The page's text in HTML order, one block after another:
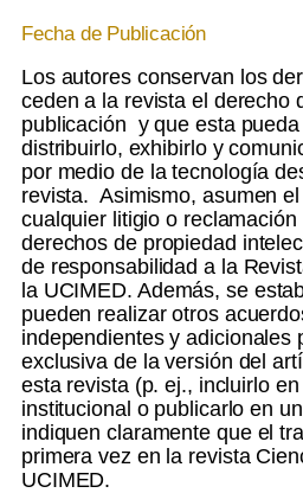
Fecha de Publicación
Los autores conservan los
ceden a la revista el derecho
publicación y que esta
distribuirlo, exhibirlo y
por medio de la tecnología
revista. Asimismo, asumen
cualquier litigio o
derechos de propiedad
de responsabilidad a la
la UCIMED. Además, se
pueden realizar otros
independientes y adicionales
exclusiva de la versión del
esta revista (p. ej., incluirlo
institucional o publicarlo en
indiquen claramente que el
primera vez en la revista
UCIMED.